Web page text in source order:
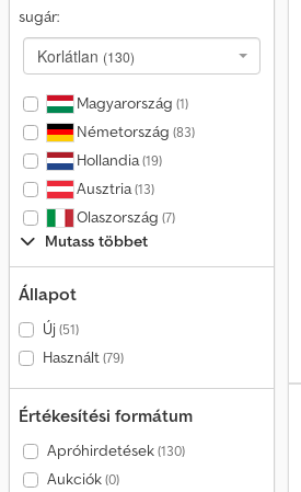
sugár:
Korlátlan (130)
Magyarország (1)
Németország (83)
Hollandia(19)
Ausztria(13)
Olaszország (7)
Mutass többet
Állapot
Új(51)
Használt(79)
Értékesítési formátum
Apróhirdetések(130)
Aukciók(0)